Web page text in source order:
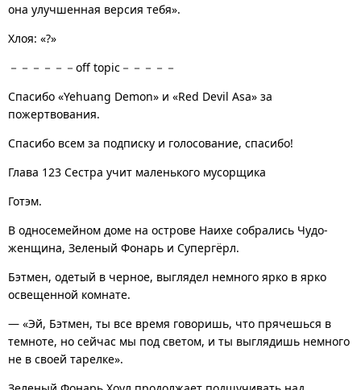
она улучшенная версия тебя».
Хлоя: «?»
－－－－－－off topic－－－－－
Спасибо «Yehuang Demon» и «Red Devil Asa» за
пожертвования.
Спасибо всем за подписку и голосование, спасибо!
Глава 123 Сестра учит маленького мусорщика
Готэм.
В односемейном доме на острове Наихе собрались Чудо-
женщина, Зеленый Фонарь и Супергёрл.
Бэтмен, одетый в черное, выглядел немного ярко в ярко
освещенной комнате.
— «Эй, Бэтмен, ты все время говоришь, что прячешься в
темноте, но сейчас мы под светом, и ты выглядишь немного
не в своей тарелке».